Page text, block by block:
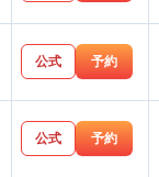
公式 予約
公式 予約